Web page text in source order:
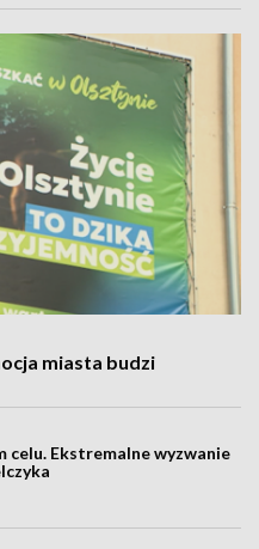
miasta budzi
celu. Ekstremalne wyzwanie